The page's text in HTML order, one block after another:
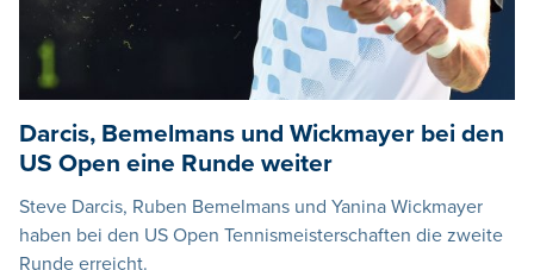
Darcis, Bemelmans und Wickmayer bei den
US Open eine Runde weiter
Steve Darcis, Ruben Bemelmans und Yanina Wickmayer
haben bei den US Open Tennismeisterschaften die zweite
Runde erreicht.